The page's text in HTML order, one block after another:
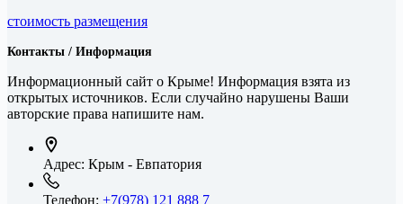
стоимость размещения
Контакты / Информация
Информационный сайт о Крыме! Информация взята из
открытых источников. Если случайно нарушены Ваши
авторские права напишите нам.
Адрес: Крым - Евпатория
Телефон: +7(978) 121 888 7